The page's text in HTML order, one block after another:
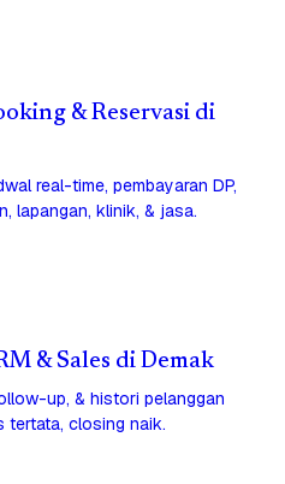
& Reservasi di
real-time, pembayaran DP,
lapangan, klinik, & jasa.
& Sales di Demak
up, & histori pelanggan
tertata, closing naik.